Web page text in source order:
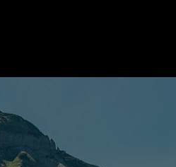
Kunst & Kultur